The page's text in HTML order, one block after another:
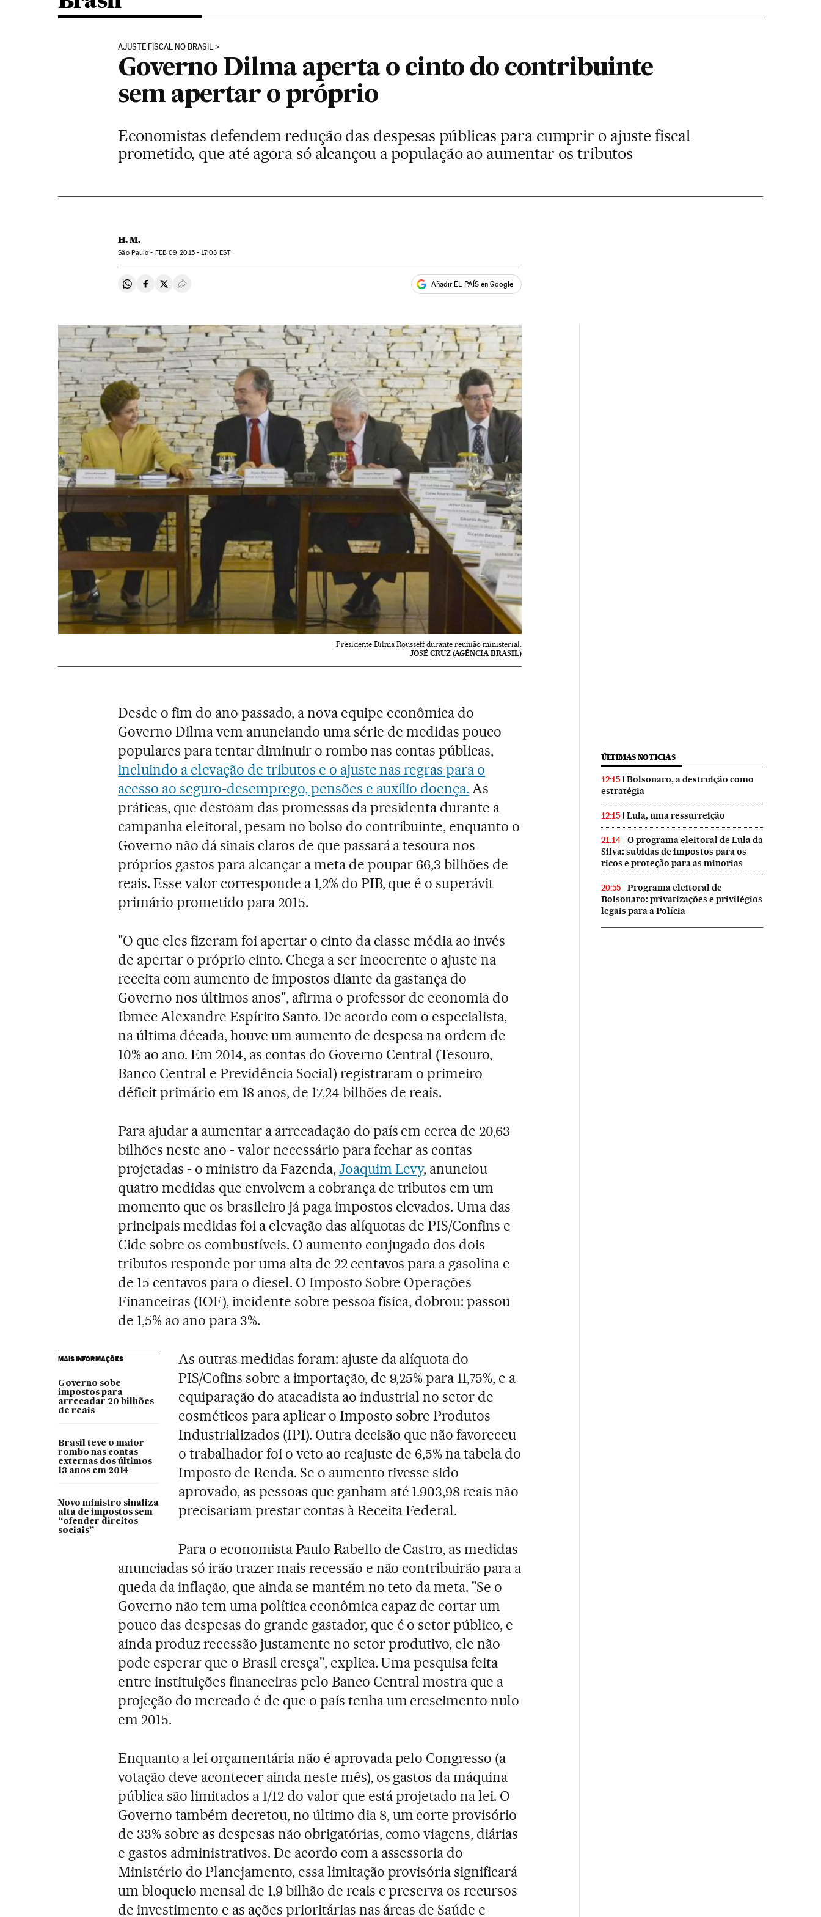
AJUSTE FISCAL NO BRASIL
Governo Dilma aperta o cinto do contribuinte
sem apertar o próprio
Economistas defendem redução das despesas públicas para cumprir o ajuste fiscal
prometido, que até agora só alcançou a população ao aumentar os tributos
H. M.
São Paulo - FEB09, 2015 - 17:03 EST
Compartir en Whatsapp
Compartir en Facebook
Compartir en Twitter
Desplegar Redes Sociales Añadir EL PAÍS en Google
Presidente Dilma Rousseff durante reunião ministerial.
JOSÉ CRUZ (AGÊNCIA BRASIL)
Desde o fim do ano passado, a nova equipe econômica do
Governo Dilma vem anunciando uma série de medidas pouco
populares para tentar diminuir o rombo nas contas públicas,
incluindo a elevação de tributos e o ajuste nas regras para o
acesso ao seguro-desemprego, pensões e auxílio doença. As
práticas, que destoam das promessas da presidenta durante a
campanha eleitoral, pesam no bolso do contribuinte, enquanto o
Governo não dá sinais claros de que passará a tesoura nos
próprios gastos para alcançar a meta de poupar 66,3 bilhões de
reais. Esse valor corresponde a 1,2% do PIB, que é o superávit
primário prometido para 2015.
"O que eles fizeram foi apertar o cinto da classe média ao invés
de apertar o próprio cinto. Chega a ser incoerente o ajuste na
receita com aumento de impostos diante da gastança do
Governo nos últimos anos", afirma o professor de economia do
Ibmec Alexandre Espírito Santo. De acordo com o especialista,
na última década, houve um aumento de despesa na ordem de
10% ao ano. Em 2014, as contas do Governo Central (Tesouro,
Banco Central e Previdência Social) registraram o primeiro
déficit primário em 18 anos, de 17,24 bilhões de reais.
Para ajudar a aumentar a arrecadação do país em cerca de 20,63
bilhões neste ano - valor necessário para fechar as contas
projetadas - o ministro da Fazenda,Joaquim Levy, anunciou
quatro medidas que envolvem a cobrança de tributos em um
momento que os brasileiro já paga impostos elevados. Uma das
principais medidas foi a elevação das alíquotas de PIS/Confins e
Cide sobre os combustíveis. O aumento conjugado dos dois
tributos responde por uma alta de 22 centavos para a gasolina e
de 15 centavos para o diesel. O Imposto Sobre Operações
Financeiras (IOF), incidente sobre pessoa física, dobrou: passou
de 1,5% ao ano para 3%.
MAIS INFORMAÇÕES
Governo sobe
impostos para
arrecadar 20 bilhões
de reais
Brasil teve o maior
rombo nas contas
externas dos últimos
13 anos em 2014
Novo ministro sinaliza
alta de impostos sem
“ofender direitos
sociais”
As outras medidas foram: ajuste da alíquota do
PIS/Cofins sobre a importação, de 9,25% para 11,75%, e a
equiparação do atacadista ao industrial no setor de
cosméticos para aplicar o Imposto sobre Produtos
Industrializados (IPI). Outra decisão que não favoreceu
o trabalhador foi o veto ao reajuste de 6,5% na tabela do
Imposto de Renda. Se o aumento tivesse sido
aprovado, as pessoas que ganham até 1.903,98 reais não
precisariam prestar contas à Receita Federal.
Para o economista Paulo Rabello de Castro, as medidas
anunciadas só irão trazer mais recessão e não contribuirão para a
queda da inflação, que ainda se mantém no teto da meta. "Se o
Governo não tem uma política econômica capaz de cortar um
pouco das despesas do grande gastador, que é o setor público, e
ainda produz recessão justamente no setor produtivo, ele não
pode esperar que o Brasil cresça", explica. Uma pesquisa feita
entre instituições financeiras pelo Banco Central mostra que a
projeção do mercado é de que o país tenha um crescimento nulo
em 2015.
Enquanto a lei orçamentária não é aprovada pelo Congresso (a
votação deve acontecer ainda neste mês), os gastos da máquina
pública são limitados a 1/12 do valor que está projetado na lei. O
Governo também decretou, no último dia 8, um corte provisório
de 33% sobre as despesas não obrigatórias, como viagens, diárias
e gastos administrativos. De acordo com a assessoria do
Ministério do Planejamento, essa limitação provisória significará
um bloqueio mensal de 1,9 bilhão de reais e preserva os recursos
de investimento e as ações prioritárias nas áreas de Saúde e
ÚLTIMAS NOTICIAS
12:15
Bolsonaro, a destruição como
estratégia
12:15 Lula, uma ressurreição
21:14
O programa eleitoral de Lula da
Silva: subidas de impostos para os
ricos e proteção para as minorias
20:55
Programa eleitoral de
Bolsonaro: privatizações e privilégios
legais para a Polícia